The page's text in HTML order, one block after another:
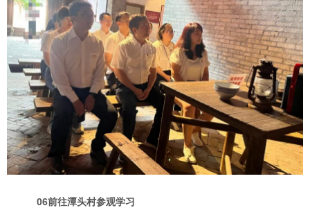
06前往潭头村参观学习